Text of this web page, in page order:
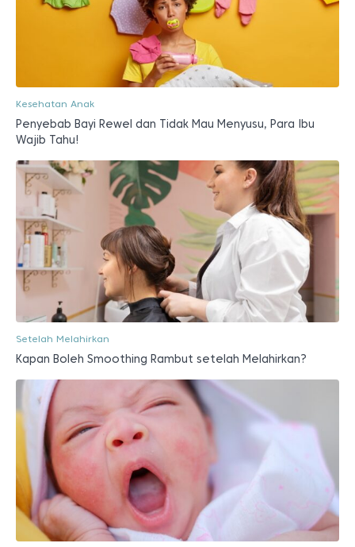
Kesehatan Anak
Penyebab Bayi Rewel dan Tidak Mau Menyusu, Para Ibu
Wajib Tahu!
Setelah Melahirkan
Kapan Boleh Smoothing Rambut setelah Melahirkan?